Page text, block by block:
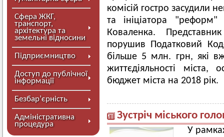
Сфера ЖКГ,
транспорт,
архітектура та
земельні відносини
Підприємництво
Доступ до публічної
інформації
Безбар’єрність
Адміністративна
процедура
комісій гостро засудили
та ініціатора
Коваленка.
порушив Податковий
більше 5 млн. грн, які
життєдіяльності міста,
бюджет міста на 2018 рік.
Зустріч міського
У